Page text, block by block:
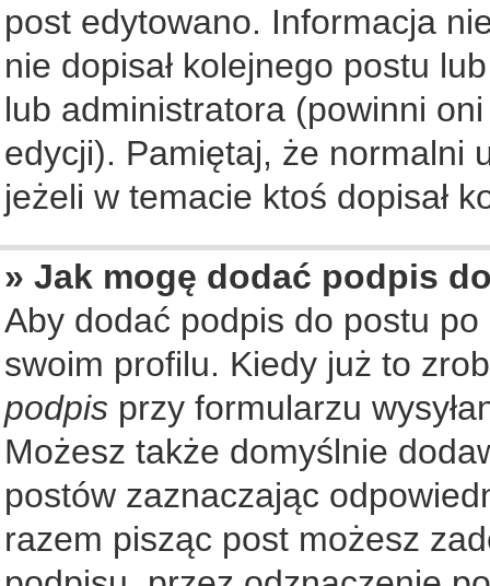
post edytowano. Informacja
nie dopisał kolejnego postu
lub administratora (powinni
edycji). Pamiętaj, że normalni
jeżeli w temacie ktoś dopisał
» Jak mogę dodać podpis
Aby dodać podpis do postu
swoim profilu. Kiedy już to
podpis przy formularzu
Możesz także domyślnie
postów zaznaczając
razem pisząc post możesz